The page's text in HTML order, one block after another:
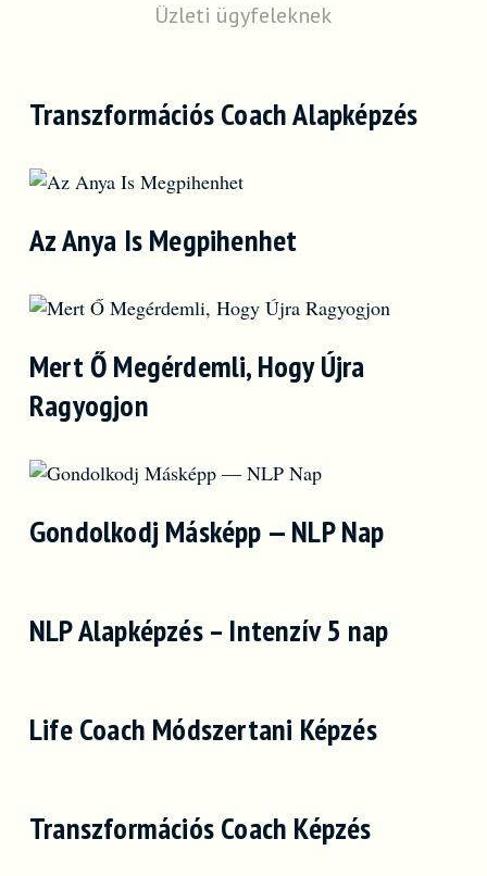
Üzleti ügyfeleknek
Transzformációs Coach Alapképzés
Az Anya Is Megpihenhet
Mert Ő Megérdemli, Hogy Újra
Ragyogjon
Gondolkodj Másképp — NLP Nap
NLP Alapképzés – Intenzív 5 nap
Life Coach Módszertani Képzés
Transzformációs Coach Képzés